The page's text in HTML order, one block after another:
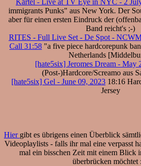
immigrants Punks" aus New York. Der
aber für einen ersten Eindruck der
Band reicht's ;-)
RITES - Full Live Set - De Spot -
Call 31:58 "a five piece hardcorepunk
Netherlands
[hate5six] Jeromes Dream - May
(Post-)Hardcore/Screamo aus
[hate5six] Gel - June 09, 2023 18:16
Jersey
Hier gibt es übrigens einen Überblick
Videoplaylists - falls ihr mal eine verpasst
mal ein bisschen Zeit mit einem Blick
überbrücken möchtet